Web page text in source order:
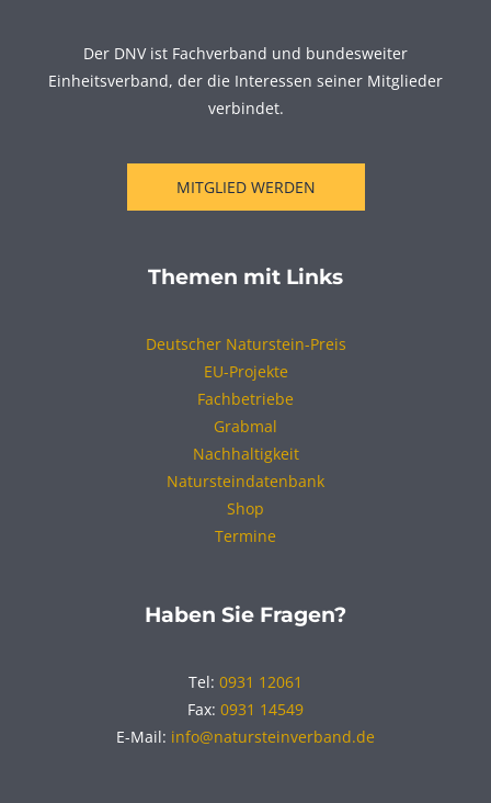
Der DNV ist Fachverband und bundesweiter
Einheitsverband, der die Interessen seiner Mitglieder
verbindet.
MITGLIED WERDEN
Themen mit Links
Deutscher Naturstein-Preis
EU-Projekte
Fachbetriebe
Grabmal
Nachhaltigkeit
Natursteindatenbank
Shop
Termine
Haben Sie Fragen?
Tel: 0931 12061
Fax: 0931 14549
E-Mail: info@natursteinverband.de